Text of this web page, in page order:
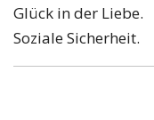
Glück in der Liebe.
Soziale Sicherheit.